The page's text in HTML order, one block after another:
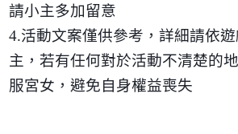
請小主多加留意
4.活動文案僅供參考，詳細請依
主，若有任何對於活動不清楚的
服宮女，避免自身權益喪失